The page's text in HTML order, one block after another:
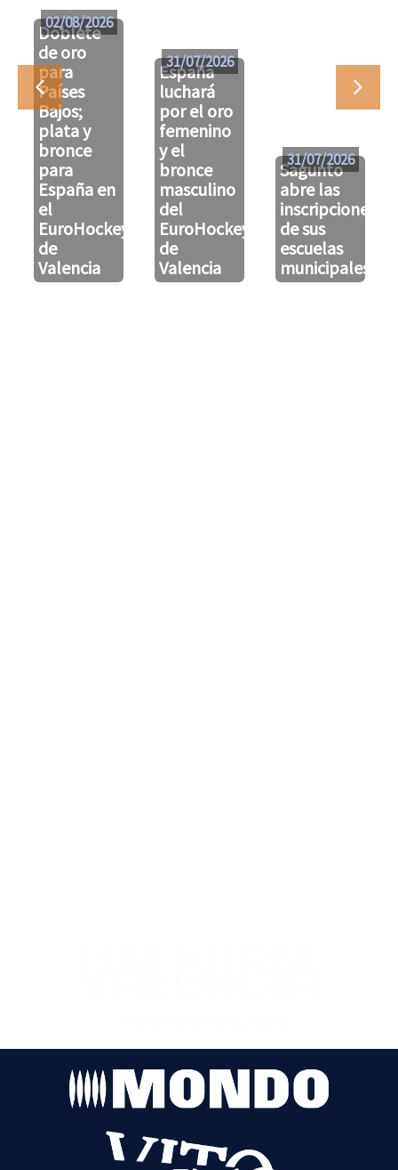
Doblete
de oro
para
Países
Bajos;
plata y
bronce
para
España en
el
EuroHockeyU21
de
Valencia
02/08/2026
España
luchará
por el oro
femenino
y el
bronce
masculino
del
EuroHockeyU21
de
Valencia
31/07/2026
Sagunto
abre las
inscripciones
de sus
escuelas
municipales
31/07/2026